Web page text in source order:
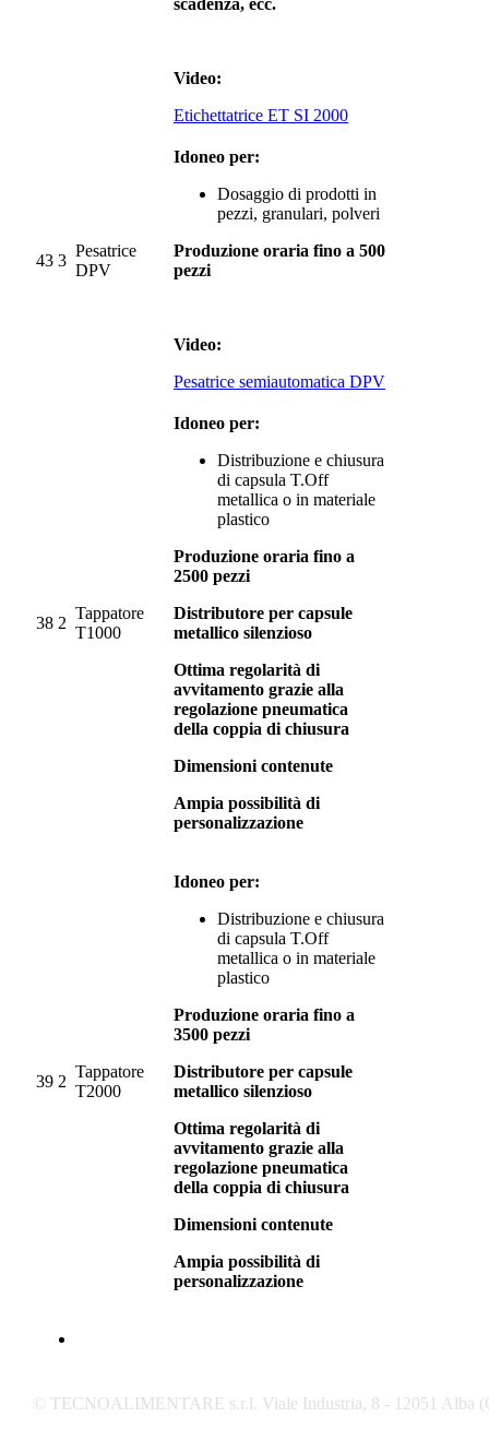
scadenza, ecc.
Video:
Etichettatrice ET SI 2000
43 3
Pesatrice
DPV
Idoneo per:
Dosaggio di prodotti in
pezzi, granulari, polveri
Produzione oraria fino a 500
pezzi
Video:
Pesatrice semiautomatica DPV
38 2
Tappatore
T1000
Idoneo per:
Distribuzione e chiusura
di capsula T.Off
metallica o in materiale
plastico
Produzione oraria fino a
2500 pezzi
Distributore per capsule
metallico silenzioso
Ottima regolarità di
avvitamento grazie alla
regolazione pneumatica
della coppia di chiusura
Dimensioni contenute
Ampia possibilità di
personalizzazione
39 2
Tappatore
T2000
Idoneo per:
Distribuzione e chiusura
di capsula T.Off
metallica o in materiale
plastico
Produzione oraria fino a
3500 pezzi
Distributore per capsule
metallico silenzioso
Ottima regolarità di
avvitamento grazie alla
regolazione pneumatica
della coppia di chiusura
Dimensioni contenute
Ampia possibilità di
personalizzazione
© TECNOALIMENTARE s.r.l. Viale Industria, 8 - 12051 Alba